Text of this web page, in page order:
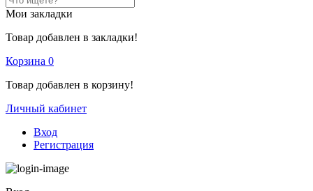
Мои закладки
Товар добавлен в закладки!
Корзина 0
Товар добавлен в корзину!
Личный кабинет
Вход
Регистрация